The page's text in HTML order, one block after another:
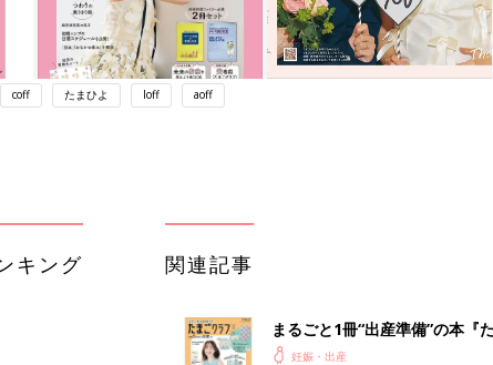
coff たまひよ loff aoff
キング 関連記事
まるごと1冊“出産準備”の本『
クラブ 夏号』〈スペシャル大特
妊娠・出産